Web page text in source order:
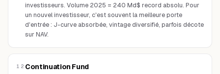
investisseurs. Volume 2025 = 240 Md$ record absolu. Pour
un nouvel investisseur, c'est souvent la meilleure porte
d'entrée : J-curve absorbée, vintage diversifié, parfois décote
sur NAV.
12 Continuation Fund